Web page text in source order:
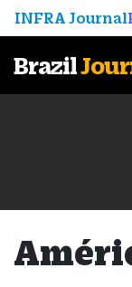
INFRA Journal
Brazil